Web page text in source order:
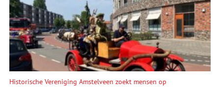
Historische Vereniging Amstelveen zoekt mensen op